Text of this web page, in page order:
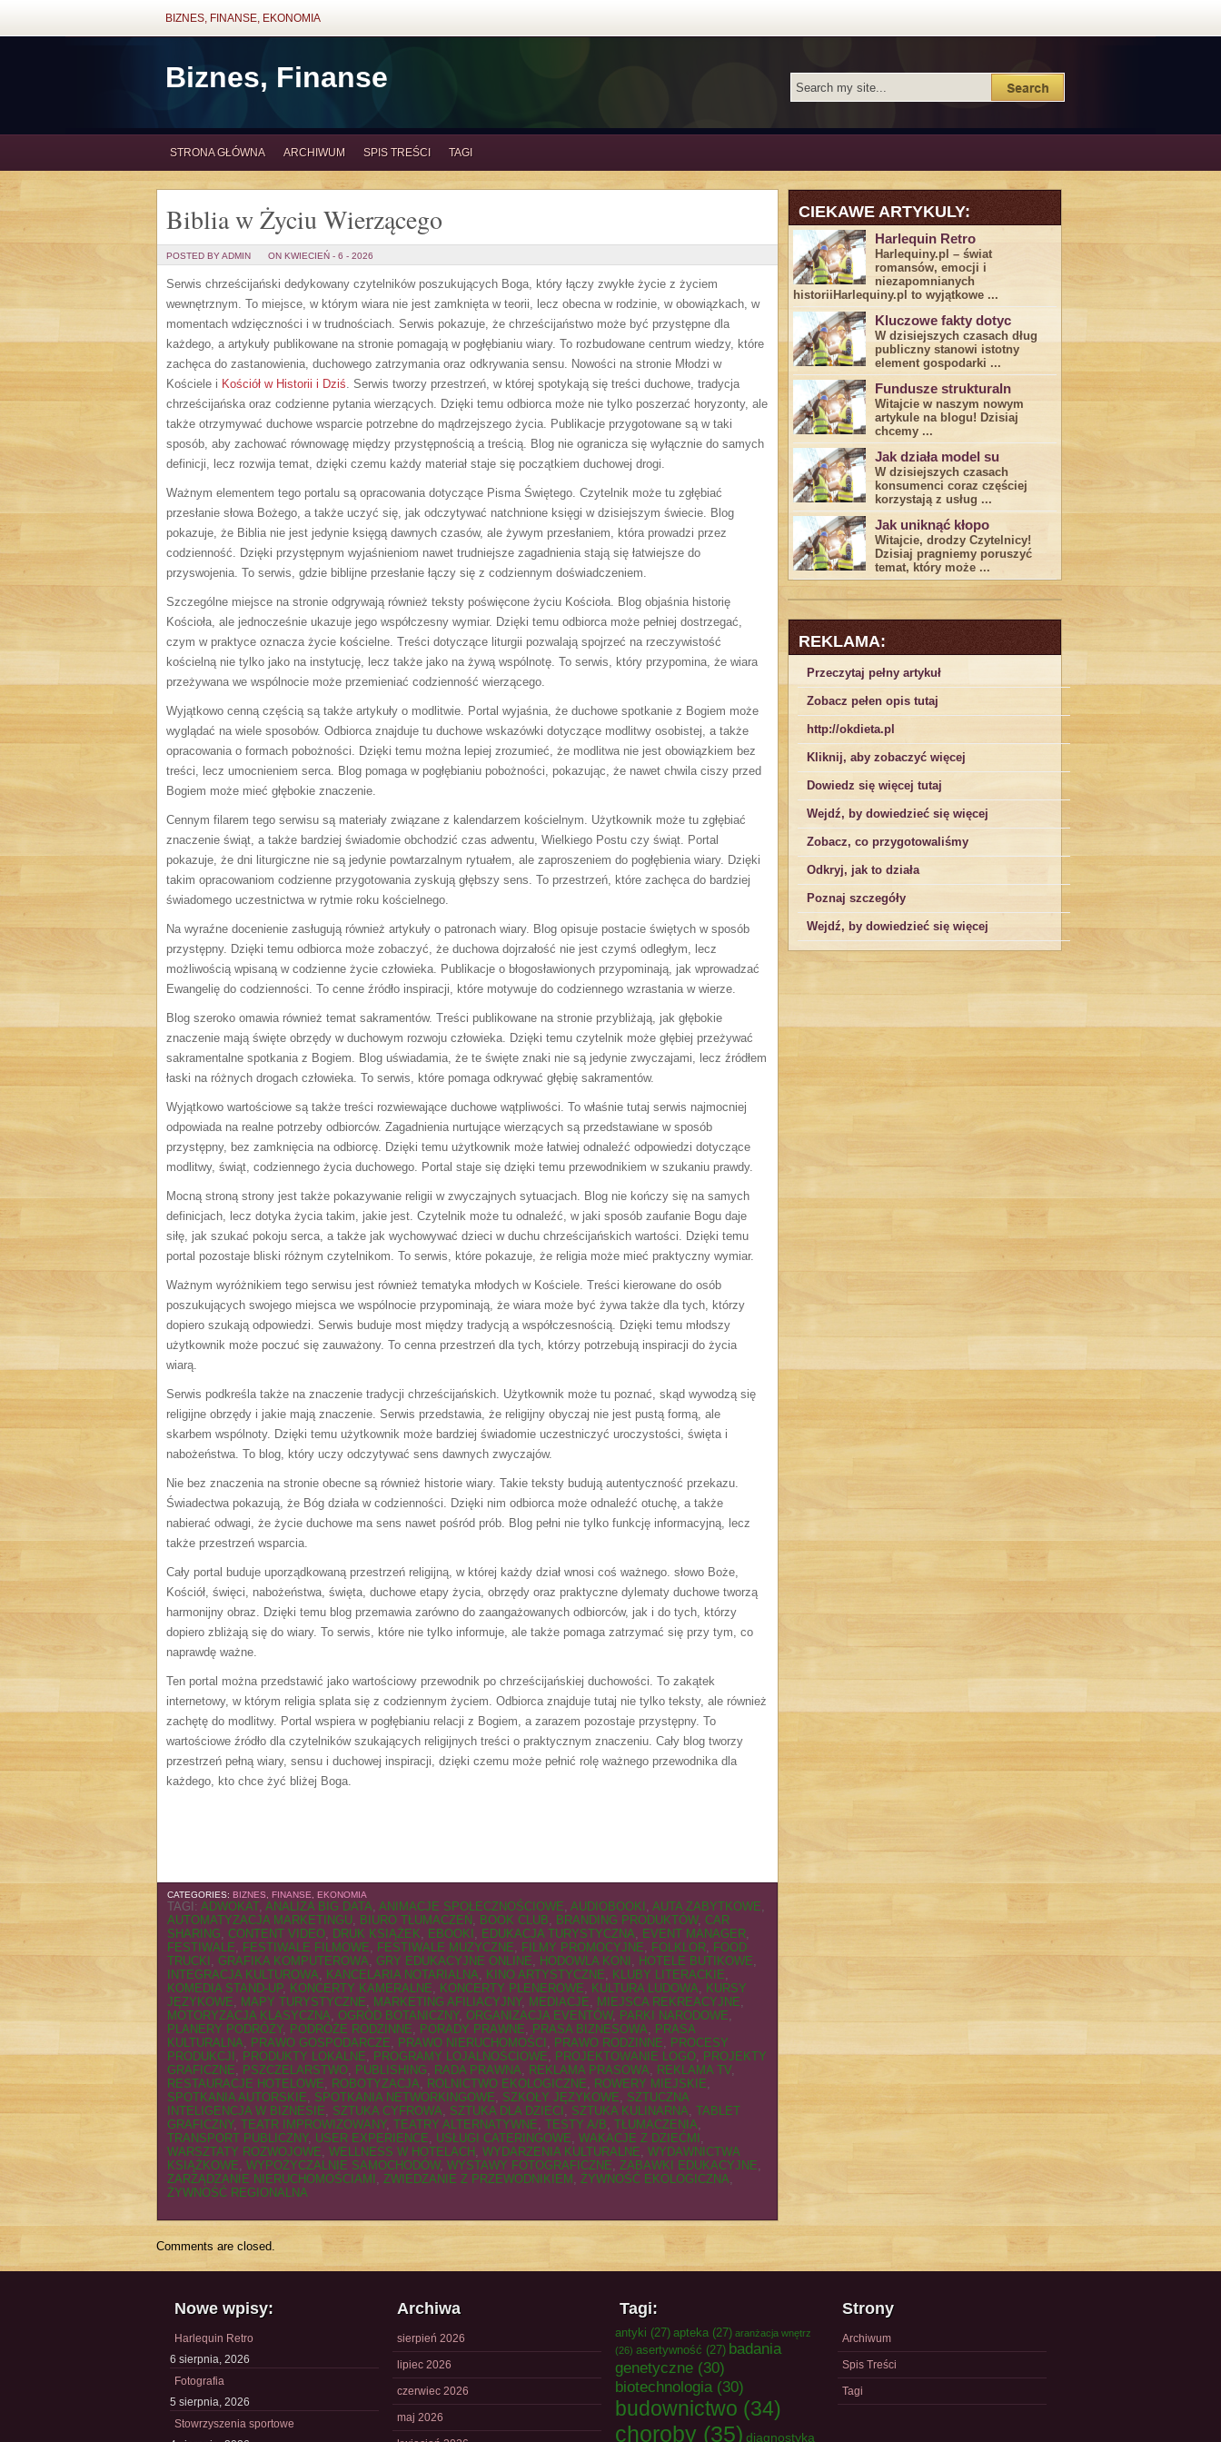
BIZNES, FINANSE, EKONOMIA
Biznes, Finanse
STRONA GŁÓWNA ARCHIWUM SPIS TREŚCI TAGI
Biblia w Życiu Wierzącego
POSTED BY ADMIN ON KWIECIEŃ - 6 - 2026
Serwis chrześcijański dedykowany czytelników poszukujących Boga, który łączy zwykłe życie z życiem
wewnętrznym. To miejsce, w którym wiara nie jest zamknięta w teorii, lecz obecna w rodzinie, w obowiązkach, w
momentach wdzięczności i w trudnościach. Serwis pokazuje, że chrześcijaństwo może być przystępne dla
każdego, a artykuły publikowane na stronie pomagają w pogłębianiu wiary. To rozbudowane centrum wiedzy, które
zachęca do zastanowienia, duchowego zatrzymania oraz odkrywania sensu. Nowości na stronie Młodzi w
Kościele i Kościół w Historii i Dziś. Serwis tworzy przestrzeń, w której spotykają się treści duchowe, tradycja
chrześcijańska oraz codzienne pytania wierzących. Dzięki temu odbiorca może nie tylko poszerzać horyzonty, ale
także otrzymywać duchowe wsparcie potrzebne do mądrzejszego życia. Publikacje przygotowane są w taki
sposób, aby zachować równowagę między przystępnością a treścią. Blog nie ogranicza się wyłącznie do samych
definicji, lecz rozwija temat, dzięki czemu każdy materiał staje się początkiem duchowej drogi.
Ważnym elementem tego portalu są opracowania dotyczące Pisma Świętego. Czytelnik może tu zgłębiać
przesłanie słowa Bożego, a także uczyć się, jak odczytywać natchnione księgi w dzisiejszym świecie. Blog
pokazuje, że Biblia nie jest jedynie księgą dawnych czasów, ale żywym przesłaniem, która prowadzi przez
codzienność. Dzięki przystępnym wyjaśnieniom nawet trudniejsze zagadnienia stają się łatwiejsze do
przyswojenia. To serwis, gdzie biblijne przesłanie łączy się z codziennym doświadczeniem.
Szczególne miejsce na stronie odgrywają również teksty poświęcone życiu Kościoła. Blog objaśnia historię
Kościoła, ale jednocześnie ukazuje jego współczesny wymiar. Dzięki temu odbiorca może pełniej dostrzegać,
czym w praktyce oznacza życie kościelne. Treści dotyczące liturgii pozwalają spojrzeć na rzeczywistość
kościelną nie tylko jako na instytucję, lecz także jako na żywą wspólnotę. To serwis, który przypomina, że wiara
przeżywana we wspólnocie może przemieniać codzienność wierzącego.
Wyjątkowo cenną częścią są także artykuły o modlitwie. Portal wyjaśnia, że duchowe spotkanie z Bogiem może
wyglądać na wiele sposobów. Odbiorca znajduje tu duchowe wskazówki dotyczące modlitwy osobistej, a także
opracowania o formach pobożności. Dzięki temu można lepiej zrozumieć, że modlitwa nie jest obowiązkiem bez
treści, lecz umocnieniem serca. Blog pomaga w pogłębianiu pobożności, pokazując, że nawet chwila ciszy przed
Bogiem może mieć głębokie znaczenie.
Cennym filarem tego serwisu są materiały związane z kalendarzem kościelnym. Użytkownik może tu zgłębiać
znaczenie świąt, a także bardziej świadomie obchodzić czas adwentu, Wielkiego Postu czy świąt. Portal
pokazuje, że dni liturgiczne nie są jedynie powtarzalnym rytuałem, ale zaproszeniem do pogłębienia wiary. Dzięki
takim opracowaniom codzienne przygotowania zyskują głębszy sens. To przestrzeń, które zachęca do bardziej
świadomego uczestnictwa w rytmie roku kościelnego.
Na wyraźne docenienie zasługują również artykuły o patronach wiary. Blog opisuje postacie świętych w sposób
przystępny. Dzięki temu odbiorca może zobaczyć, że duchowa dojrzałość nie jest czymś odległym, lecz
możliwością wpisaną w codzienne życie człowieka. Publikacje o błogosławionych przypominają, jak wprowadzać
Ewangelię do codzienności. To cenne źródło inspiracji, które motywuje do codziennego wzrastania w wierze.
Blog szeroko omawia również temat sakramentów. Treści publikowane na stronie przybliżają, jak głębokie
znaczenie mają święte obrzędy w duchowym rozwoju człowieka. Dzięki temu czytelnik może głębiej przeżywać
sakramentalne spotkania z Bogiem. Blog uświadamia, że te święte znaki nie są jedynie zwyczajami, lecz źródłem
łaski na różnych drogach człowieka. To serwis, które pomaga odkrywać głębię sakramentów.
Wyjątkowo wartościowe są także treści rozwiewające duchowe wątpliwości. To właśnie tutaj serwis najmocniej
odpowiada na realne potrzeby odbiorców. Zagadnienia nurtujące wierzących są przedstawiane w sposób
przystępny, bez zamknięcia na odbiorcę. Dzięki temu użytkownik może łatwiej odnaleźć odpowiedzi dotyczące
modlitwy, świąt, codziennego życia duchowego. Portal staje się dzięki temu przewodnikiem w szukaniu prawdy.
Mocną stroną strony jest także pokazywanie religii w zwyczajnych sytuacjach. Blog nie kończy się na samych
definicjach, lecz dotyka życia takim, jakie jest. Czytelnik może tu odnaleźć, w jaki sposób zaufanie Bogu daje
siłę, jak szukać pokoju serca, a także jak wychowywać dzieci w duchu chrześcijańskich wartości. Dzięki temu
portal pozostaje bliski różnym czytelnikom. To serwis, które pokazuje, że religia może mieć praktyczny wymiar.
Ważnym wyróżnikiem tego serwisu jest również tematyka młodych w Kościele. Treści kierowane do osób
poszukujących swojego miejsca we wspólnocie przypominają, że wiara może być żywa także dla tych, którzy
dopiero szukają odpowiedzi. Serwis buduje most między tradycją a współczesnością. Dzięki temu młodszy
użytkownik może poczuć się zauważony. To cenna przestrzeń dla tych, którzy potrzebują inspiracji do życia
wiarą.
Serwis podkreśla także na znaczenie tradycji chrześcijańskich. Użytkownik może tu poznać, skąd wywodzą się
religijne obrzędy i jakie mają znaczenie. Serwis przedstawia, że religijny obyczaj nie jest pustą formą, ale
skarbem wspólnoty. Dzięki temu użytkownik może bardziej świadomie uczestniczyć uroczystości, święta i
nabożeństwa. To blog, który uczy odczytywać sens dawnych zwyczajów.
Nie bez znaczenia na stronie obecne są również historie wiary. Takie teksty budują autentyczność przekazu.
Świadectwa pokazują, że Bóg działa w codzienności. Dzięki nim odbiorca może odnaleźć otuchę, a także
nabierać odwagi, że życie duchowe ma sens nawet pośród prób. Blog pełni nie tylko funkcję informacyjną, lecz
także przestrzeń wsparcia.
Cały portal buduje uporządkowaną przestrzeń religijną, w której każdy dział wnosi coś ważnego. słowo Boże,
Kościół, święci, nabożeństwa, święta, duchowe etapy życia, obrzędy oraz praktyczne dylematy duchowe tworzą
harmonijny obraz. Dzięki temu blog przemawia zarówno do zaangażowanych odbiorców, jak i do tych, którzy
dopiero zbliżają się do wiary. To serwis, które nie tylko informuje, ale także pomaga zatrzymać się przy tym, co
naprawdę ważne.
Ten portal można przedstawić jako wartościowy przewodnik po chrześcijańskiej duchowości. To zakątek
internetowy, w którym religia splata się z codziennym życiem. Odbiorca znajduje tutaj nie tylko teksty, ale również
zachętę do modlitwy. Portal wspiera w pogłębianiu relacji z Bogiem, a zarazem pozostaje przystępny. To
wartościowe źródło dla czytelników szukających religijnych treści o praktycznym znaczeniu. Cały blog tworzy
przestrzeń pełną wiary, sensu i duchowej inspiracji, dzięki czemu może pełnić rolę ważnego przewodnika dla
każdego, kto chce żyć bliżej Boga.
CATEGORIES: BIZNES, FINANSE, EKONOMIA
TAGI: ADWOKAT, ANALIZA BIG DATA, ANIMACJE SPOŁECZNOŚCIOWE, AUDIOBOOKI , AUTA ZABYTKOWE,
AUTOMATYZACJA MARKETINGU, BIURO TŁUMACZEŃ , BOOK CLUB, BRANDING PRODUKTÓW, CAR
SHARING, CONTENT VIDEO, DRUK KSIĄŻEK, EBOOKI , EDUKACJA TURYSTYCZNA, EVENT MANAGER,
FESTIWALE, FESTIWALE FILMOWE, FESTIWALE MUZYCZNE, FILMY PROMOCYJNE, FOLKLOR, FOOD
TRUCKI , GRAFIKA KOMPUTEROWA, GRY EDUKACYJNE ONLINE, HODOWLA KONI , HOTELE BUTIKOWE,
INTEGRACJA KULTUROWA, KANCELARIA NOTARIALNA, KINO ARTYSTYCZNE, KLUBY LITERACKIE,
KOMEDIA STAND-UP, KONCERTY KAMERALNE, KONCERTY PLENEROWE, KULTURA LUDOWA, KURSY
JĘZYKOWE, MAPY TURYSTYCZNE, MARKETING AFILIACYJNY, MEDIACJE, MIEJSCA REKREACYJNE,
MOTORYZACJA KLASYCZNA, OGRÓD BOTANICZNY, ORGANIZACJA EVENTÓW, PARKI NARODOWE,
PLANERY PODRÓŻY, PODRÓŻE RODZINNE, PORADY PRAWNE, PRASA BIZNESOWA, PRASA
KULTURALNA, PRAWO GOSPODARCZE, PRAWO NIERUCHOMOŚCI , PRAWO RODZINNE, PROCESY
PRODUKCJI , PRODUKTY LOKALNE, PROGRAMY LOJALNOŚCIOWE, PROJEKTOWANIE LOGO, PROJEKTY
GRAFICZNE, PSZCZELARSTWO, PUBLISHING, RADA PRAWNA, REKLAMA PRASOWA, REKLAMA TV,
RESTAURACJE HOTELOWE, ROBOTYZACJA, ROLNICTWO EKOLOGICZNE, ROWERY MIEJSKIE,
SPOTKANIA AUTORSKIE, SPOTKANIA NETWORKINGOWE, SZKOŁY JĘZYKOWE, SZTUCZNA
INTELIGENCJA W BIZNESIE, SZTUKA CYFROWA, SZTUKA DLA DZIECI , SZTUKA KULINARNA, TABLET
GRAFICZNY, TEATR IMPROWIZOWANY, TEATRY ALTERNATYWNE, TESTY A/B, TŁUMACZENIA,
TRANSPORT PUBLICZNY, USER EXPERIENCE, USŁUGI CATERINGOWE, WAKACJE Z DZIEĆMI ,
WARSZTATY ROZWOJOWE, WELLNESS W HOTELACH , WYDARZENIA KULTURALNE, WYDAWNICTWA
KSIĄŻKOWE, WYPOŻYCZALNIE SAMOCHODÓW, WYSTAWY FOTOGRAFICZNE, ZABAWKI EDUKACYJNE,
ZARZĄDZANIE NIERUCHOMOŚCIAMI , ZWIEDZANIE Z PRZEWODNIKIEM , ŻYWNOŚĆ EKOLOGICZNA,
ŻYWNOŚĆ REGIONALNA
Comments are closed.
CIEKAWE ARTYKULY:
Harlequin Retro
Harlequiny.pl – świat
romansów, emocji i
niezapomnianych
historiiHarlequiny.pl to wyjątkowe ...
Kluczowe fakty dotyc
W dzisiejszych czasach dług
publiczny stanowi istotny
element gospodarki ...
Fundusze strukturaln
Witajcie w naszym nowym
artykule na blogu! Dzisiaj
chcemy ...
Jak działa model su
W dzisiejszych czasach
konsumenci ‌coraz częściej
korzystają z usług⁤ ...
Jak uniknąć kłopo
Witajcie, drodzy Czytelnicy!
Dzisiaj pragniemy poruszyć
temat, który może ...
REKLAMA:
Przeczytaj pełny artykuł
Zobacz pełen opis tutaj
http://okdieta.pl
Kliknij, aby zobaczyć więcej
Dowiedz się więcej tutaj
Wejdź, by dowiedzieć się więcej
Zobacz, co przygotowaliśmy
Odkryj, jak to działa
Poznaj szczegóły
Wejdź, by dowiedzieć się więcej
Nowe wpisy:
Harlequin Retro
6 sierpnia, 2026
Fotografia
5 sierpnia, 2026
Stowrzyszenia sportowe
Archiwa
sierpień 2026
lipiec 2026
czerwiec 2026
maj 2026
Tagi:
antyki (27) apteka (27) aranżacja wnętrz
(26) asertywność (27) badania
genetyczne (30)
biotechnologia(30)
budownictwo (34)
choroby (35) diagnostyka
Strony
Archiwum
Spis Treści
Tagi